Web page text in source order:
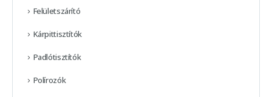
Felületszárító
Kárpittisztítók
Padlótisztítók
Polírozók